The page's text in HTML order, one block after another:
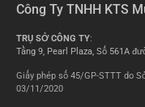
Công Ty TNHH KTS
TRỤ SỞ CÔNG TY:
Tầng 9, Pearl Plaza, Số 561A
Giấy phép số 45/GP-STTT do
03/11/2020